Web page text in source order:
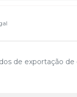
de exportação de